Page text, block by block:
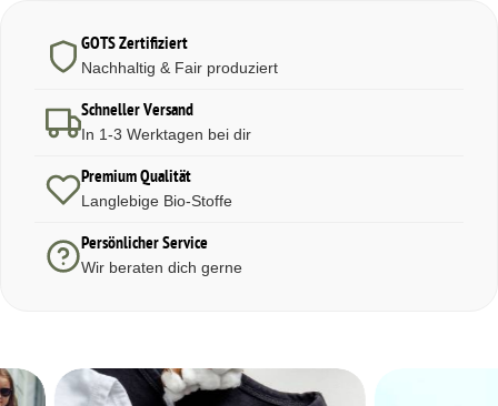
GOTS Zertifiziert
Nachhaltig & Fair produziert
Schneller Versand
In 1-3 Werktagen bei dir
Premium Qualität
Langlebige Bio-Stoffe
Persönlicher Service
Wir beraten dich gerne